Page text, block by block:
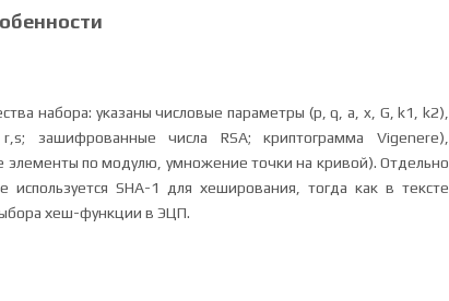
набора: указаны числовые параметры (p, q, a, x, G, k1, k2),
зашифрованные числа RSA; криптограмма Vigenere),
элементы по модулю, умножение точки на кривой). Отдельно
SHA-1 для хеширования, тогда как в тексте
хеш-функции в ЭЦП.